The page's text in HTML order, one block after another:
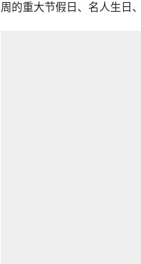
周的重大节假日、名人生日